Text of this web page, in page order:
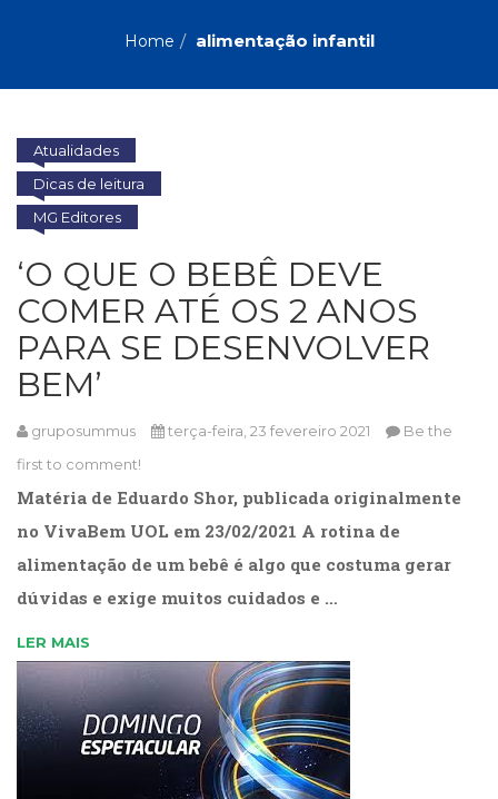
Biografias,
Depoimentos,
Vivências
(104)
Sociais
(102)
Cinema
(23)
Comportamento
(418)
Comunicação
(232)
Corpo
e
(226)
Crescimento
Interior
Criatividade
(14)
Culinária,
Alimentação
(14)
Economia,
PROFESSORES
Home alimentação infantil
Atualidades
Dicas de leitura
MG Editores
‘O QUE O BEBÊ DEVE
COMER ATÉ OS 2 ANOS
PARA SE DESENVOLVER
BEM’
gruposummus terça-feira, 23 fevereiro 2021
Be the
first to comment!
Matéria de Eduardo Shor, publicada originalmente
no VivaBem UOL em 23/02/2021 A rotina de
alimentação de um bebê é algo que costuma gerar
dúvidas e exige muitos cuidados e …
LER MAIS